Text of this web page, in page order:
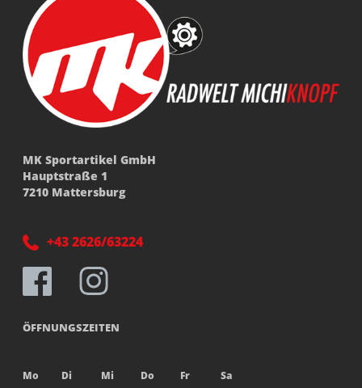
MK Sportartikel GmbH
Hauptstraße 1
7210 Mattersburg
+43 2626/63224
ÖFFNUNGSZEITEN
Mo Di Mi Do Fr
Sa